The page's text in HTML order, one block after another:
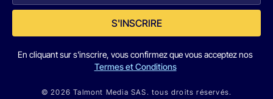
S'INSCRIRE
En cliquant sur s'inscrire, vous confirmez que vous acceptez nos
Termes et Conditions
© 2026 Talmont Media SAS. tous droits réservés.